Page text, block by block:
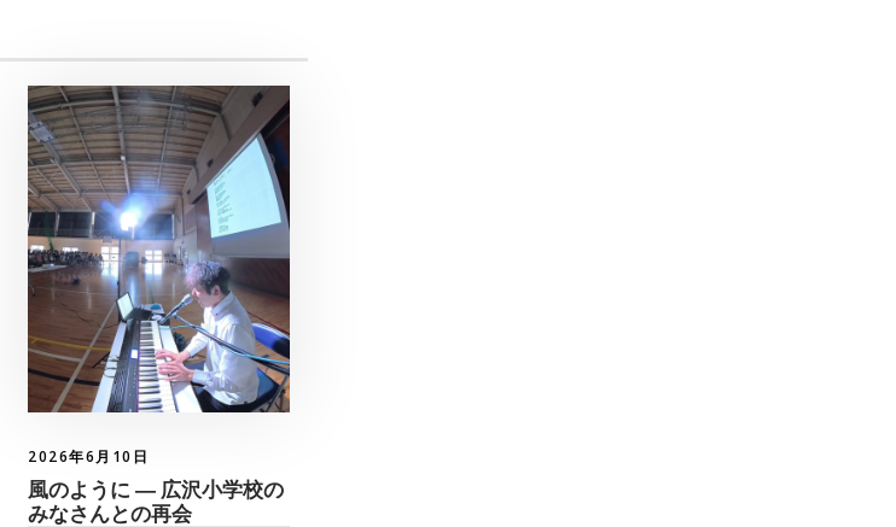
2026年6月10日
風のように ― 広沢小学校の
みなさんとの再会